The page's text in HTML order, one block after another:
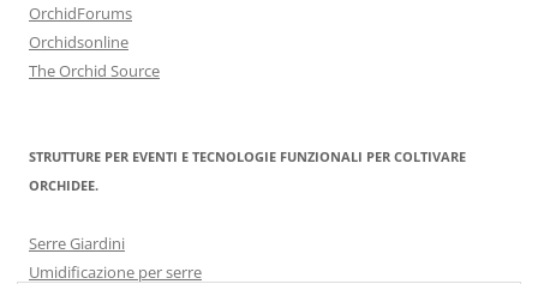
OrchidForums
Orchidsonline
The Orchid Source
STRUTTURE PER EVENTI E TECNOLOGIE FUNZIONALI PER COLTIVARE
ORCHIDEE.
Serre Giardini
Umidificazione per serre